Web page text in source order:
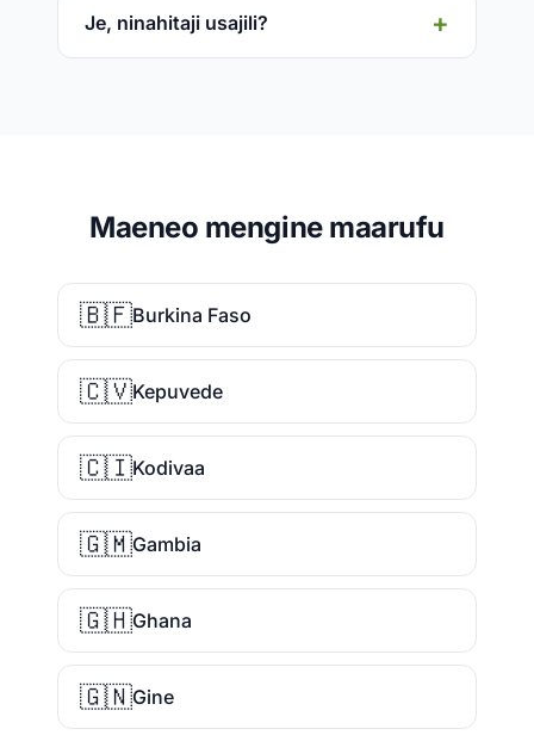
Je, ninahitaji usajili?
Maeneo mengine maarufu
🇧🇫Burkina Faso
🇨🇻Kepuvede
🇨🇮Kodivaa
🇬🇲Gambia
🇬🇭Ghana
🇬🇳Gine